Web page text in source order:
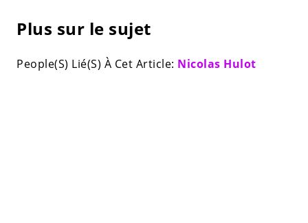
Plus sur le sujet
People(S) Lié(S) À Cet Article: Nicolas Hulot